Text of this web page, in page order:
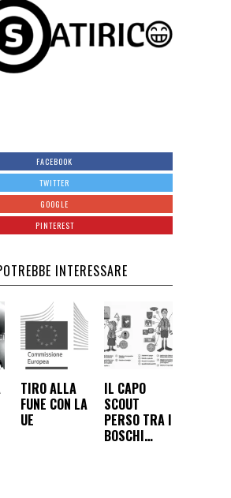
FACEBOOK
TWITTER
GOOGLE
PINTEREST
INTERESSARE
TIRO ALLA
FUNE CON LA
UE
IL CAPO
SCOUT
PERSO TRA I
BOSCHI…